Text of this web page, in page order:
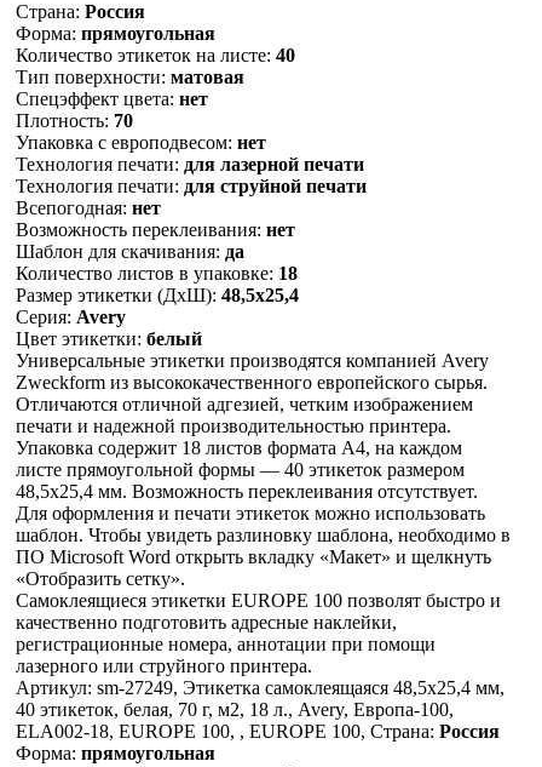
Страна: Россия
Форма: прямоугольная
Количество этикеток на листе: 40
Тип поверхности: матовая
Спецэффект цвета: нет
Плотность: 70
Упаковка с европодвесом: нет
Технология печати: для лазерной печати
Технология печати: для струйной печати
Всепогодная: нет
Возможность переклеивания: нет
Шаблон для скачивания: да
Количество листов в упаковке: 18
Размер этикетки (ДхШ): 48,5х25,4
Серия: Avery
Цвет этикетки: белый
Универсальные этикетки производятся компанией Avery
Zweckform из высококачественного европейского сырья.
Отличаются отличной адгезией, четким изображением
печати и надежной производительностью принтера.
Упаковка содержит 18 листов формата А4, на каждом
листе прямоугольной формы — 40 этикеток размером
48,5х25,4 мм. Возможность переклеивания отсутствует.
Для оформления и печати этикеток можно использовать
шаблон. Чтобы увидеть разлиновку шаблона, необходимо в
ПО Microsoft Word открыть вкладку «Макет» и щелкнуть
«Отобразить сетку».
Самоклеящиеся этикетки EUROPE 100 позволят быстро и
качественно подготовить адресные наклейки,
регистрационные номера, аннотации при помощи
лазерного или струйного принтера.
Артикул: sm-27249, Этикетка самоклеящаяся 48,5х25,4 мм,
40 этикеток, белая, 70 г, м2, 18 л., Avery, Европа-100,
ELA002-18, EUROPE 100, , EUROPE 100, Страна: Россия
Форма: прямоугольная